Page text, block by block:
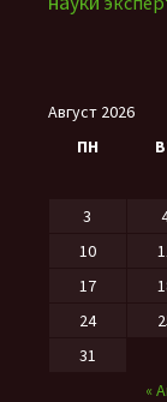
Август 2026
ПН
«
3
10
17
24
31